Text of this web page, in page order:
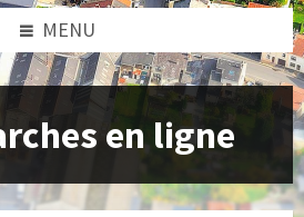
MENU
en ligne